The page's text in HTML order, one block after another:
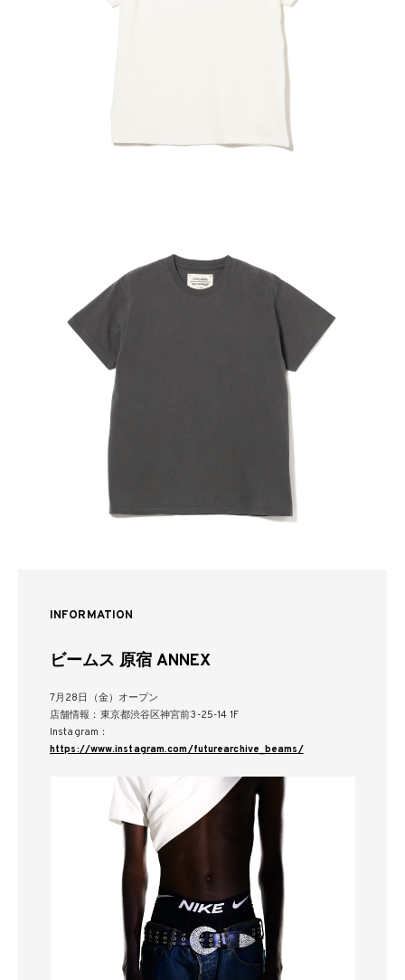
INFORMATION
ビームス 原宿 ANNEX
7月28日（金）オープン
店舗情報：東京都渋谷区神宮前3-25-14 1F
Instagram：
https://www.instagram.com/futurearchive_beams/